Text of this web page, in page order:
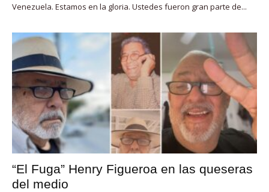
Venezuela. Estamos en la gloria. Ustedes fueron gran parte de...
“El Fuga” Henry Figueroa en las queseras
del medio